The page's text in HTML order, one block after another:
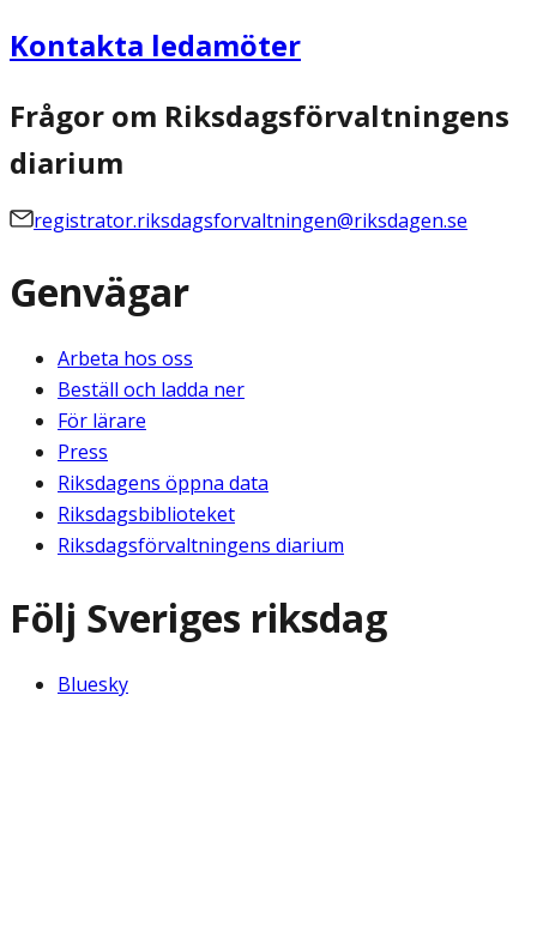
Kontakta ledamöter
Frågor om Riksdagsförvaltningens
diarium
registrator.riksdagsforvaltningen@riksdagen.se
Genvägar
Arbeta hos oss
Beställ och ladda ner
För lärare
Press
Riksdagens öppna data
Riksdagsbiblioteket
Riksdagsförvaltningens diarium
Följ Sveriges riksdag
Bluesky